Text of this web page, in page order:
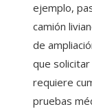
ejemplo,
camión
de
que solicitar
requiere
pruebas